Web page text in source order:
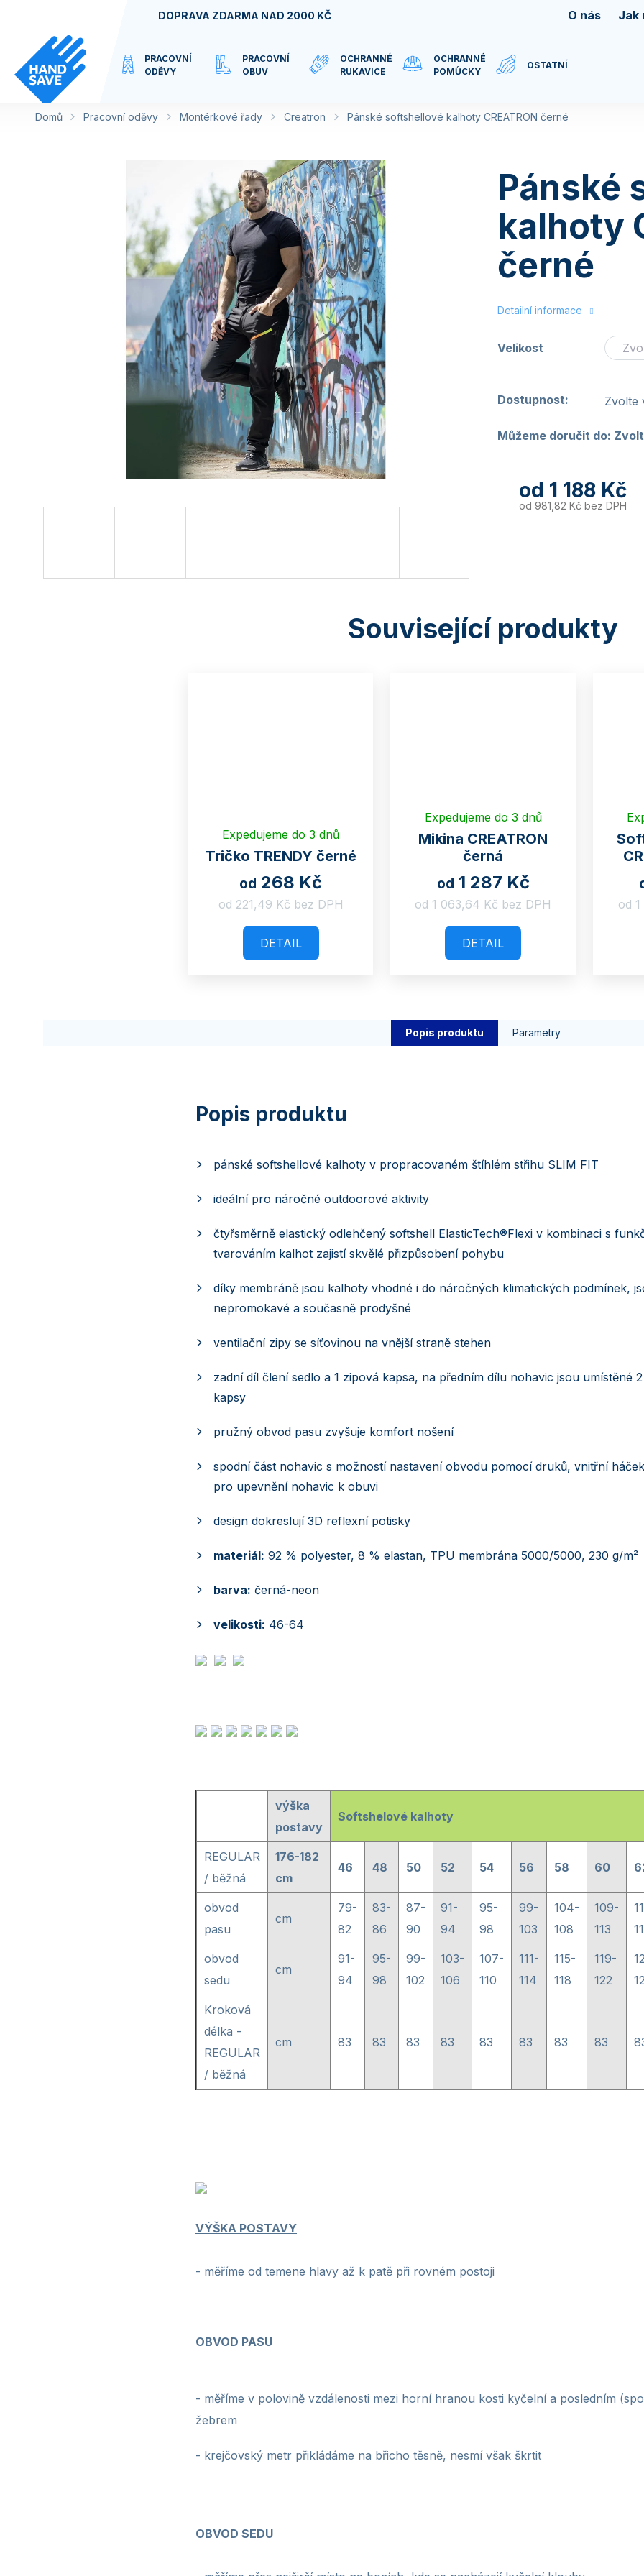
DOPRAVA ZDARMA NAD 2000 KČ O nás Jak
PRACOVNÍ
ODĚVY
PRACOVNÍ
OBUV
OCHRANNÉ
RUKAVICE
OCHRANNÉ
POMŮCKY
OSTATNÍ
VIRTUÁLNÍ
Domů Pracovní oděvy Montérkové řady Creatron Pánské softshellové kalhoty CREATRON černé
Pánské
kalhoty
černé
Detailní informace
Velikost
Dostupnost: Zvolte
Můžeme doručit do:
od 1 188 Kč
od 981,82 Kč bez DPH
Související produkty
Expedujeme do 3 dnů
Tričko TRENDY černé
od 268 Kč
od 221,49 Kč bez DPH
DETAIL
Expedujeme do 3 dnů
Mikina CREATRON
černá
od 1 287 Kč
od 1 063,64 Kč bez DPH
DETAIL
od
Popis produktu Parametry
pánské softshellové kalhoty v propracovaném štíhlém střihu SLIM FIT
ideální pro náročné outdoorové aktivity
čtyřsměrně elastický odlehčený softshell ElasticTech®Flexi v kombinaci s
tvarováním kalhot zajistí skvělé přizpůsobení pohybu
díky membráně jsou kalhoty vhodné i do náročných klimatických podmínek,
nepromokavé a současně prodyšné
ventilační zipy se síťovinou na vnější straně stehen
zadní díl člení sedlo a 1 zipová kapsa, na předním dílu nohavic jsou umístěné
kapsy
pružný obvod pasu zvyšuje komfort nošení
spodní část nohavic s možností nastavení obvodu pomocí druků, vnitřní
pro upevnění nohavic k obuvi
design dokreslují 3D reflexní potisky
materiál: 92 % polyester, 8 % elastan, TPU membrána 5000/5000, 230 g/m²
barva: černá-neon
velikosti: 46-64
výška
postavy
Softshelové kalhoty
REGULAR
/ běžná
176-182
cm
46 48 50 52 54 56 58 60
obvod
pasu
cm
79-
82
83-
86
87-
90
91-
94
95-
98
99-
103
104-
108
109-
113
obvod
sedu
cm
91-
94
95-
98
99-
102
103-
106
107-
110
111-
114
115-
118
119-
122
Kroková
délka -
REGULAR
/ běžná
cm 83 83 83 83 83 83 83 83
VÝŠKA POSTAVY
- měříme od temene hlavy až k patě při rovném postoji
OBVOD PASU
- měříme v polovině vzdálenosti mezi horní hranou kosti kyčelní a posledním
žebrem
- krejčovský metr přikládáme na břicho těsně, nesmí však škrtit
OBVOD SEDU